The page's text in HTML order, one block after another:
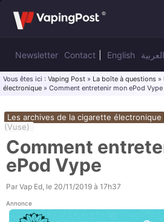
Newsletter Contact English العربية
Vous êtes ici : Vaping Post » La boîte à questions »
électronique » Comment entretenir mon ePod Vype
Les archives de la cigarette électronique
(Vuse)
Comment
ePod Vype
Par Vap Ed, le 20/11/2019 à 17h37
Annonce